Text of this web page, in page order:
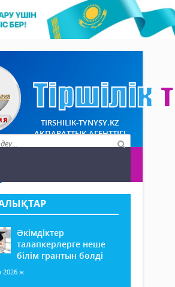
TIRSHILIK-TYNYSY.KZ
АҚПАРАТТЫҚ АГЕНТТІГІ
Әкімдіктер
талапкерлерге неше
білім грантын бөлді
2026 ж.